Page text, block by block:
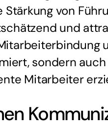
von
und
sondern
Mitarbeiter